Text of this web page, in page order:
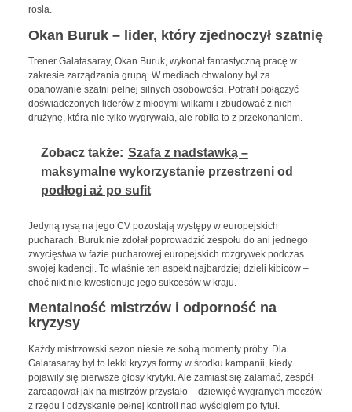
rosła.
Okan Buruk – lider, który zjednoczył szatnię
Trener Galatasaray, Okan Buruk, wykonał fantastyczną pracę w
zakresie zarządzania grupą. W mediach chwalony był za
opanowanie szatni pełnej silnych osobowości. Potrafił połączyć
doświadczonych liderów z młodymi wilkami i zbudować z nich
drużynę, która nie tylko wygrywała, ale robiła to z przekonaniem.
Zobacz także: Szafa z nadstawką –
maksymalne wykorzystanie przestrzeni od
podłogi aż po sufit
Jedyną rysą na jego CV pozostają występy w europejskich
pucharach. Buruk nie zdołał poprowadzić zespołu do ani jednego
zwycięstwa w fazie pucharowej europejskich rozgrywek podczas
swojej kadencji. To właśnie ten aspekt najbardziej dzieli kibiców –
choć nikt nie kwestionuje jego sukcesów w kraju.
Mentalność mistrzów i odporność na
kryzysy
Każdy mistrzowski sezon niesie ze sobą momenty próby. Dla
Galatasaray był to lekki kryzys formy w środku kampanii, kiedy
pojawiły się pierwsze głosy krytyki. Ale zamiast się załamać, zespół
zareagował jak na mistrzów przystało – dziewięć wygranych meczów
z rzędu i odzyskanie pełnej kontroli nad wyścigiem po tytuł.